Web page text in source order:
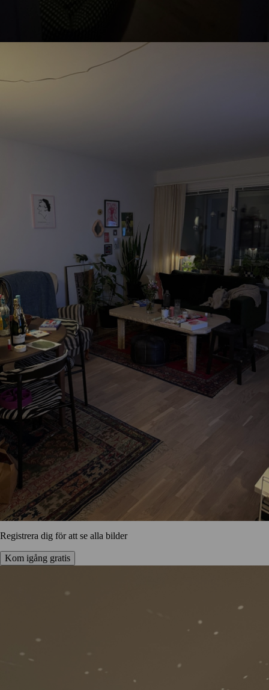
Registrera dig för att se alla bilder
Kom igång gratis